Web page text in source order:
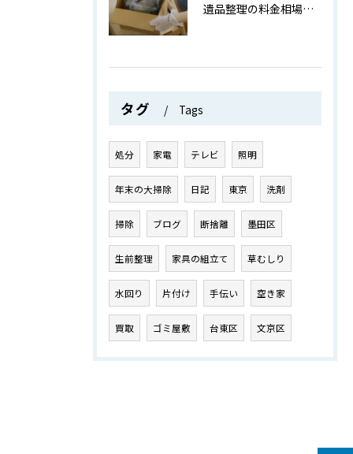
遺品整理の料金相場と費用を抑えるためのポイントを詳しく解説
タグ Tags
処分 家電 テレビ 照明
年末の大掃除 日記 東京 洗剤
掃除 ブログ 断捨離 墨田区
生前整理 家具の組立て 草むしり
水回り 片付け 手伝い 空き家
買取 ゴミ屋敷 台東区 文京区